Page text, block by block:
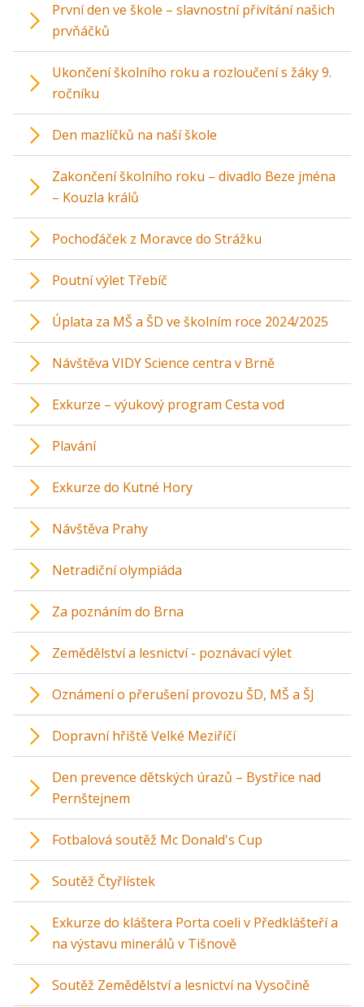
První den ve škole – slavnostní přivítání našich
prvňáčků
Ukončení školního roku a rozloučení s žáky 9.
ročníku
Den mazlíčků na naší škole
Zakončení školního roku – divadlo Beze jména
– Kouzla králů
Pochoďáček z Moravce do Strážku
Poutní výlet Třebíč
Úplata za MŠ a ŠD ve školním roce 2024/2025
Návštěva VIDY Science centra v Brně
Exkurze – výukový program Cesta vod
Plavání
Exkurze do Kutné Hory
Návštěva Prahy
Netradiční olympiáda
Za poznáním do Brna
Zemědělství a lesnictví - poznávací výlet
Oznámení o přerušení provozu ŠD, MŠ a ŠJ
Dopravní hřiště Velké Meziříčí
Den prevence dětských úrazů – Bystřice nad
Pernštejnem
Fotbalová soutěž Mc Donald's Cup
Soutěž Čtyřlístek
Exkurze do kláštera Porta coeli v Předklášteří a
na výstavu minerálů v Tišnově
Soutěž Zemědělství a lesnictví na Vysočině